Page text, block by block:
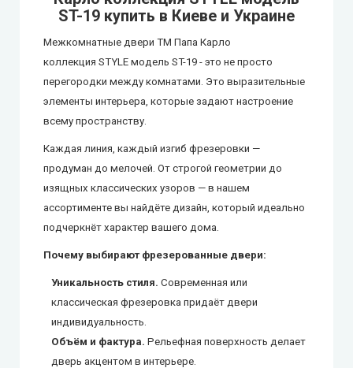
City Line Express
Syndicate Doors (Синдикат Дорс)
STDM
Gorgania (Горгания)
Verto (Верто)
EcoDoors (Экодорс)
ST-19 купить в Киеве и Украине
Межкомнатные двери ТМ Папа Карло
коллекция STYLE модель ST-19 - это не просто
перегородки между комнатами. Это выразительные
элементы интерьера, которые задают настроение
всему пространству.
Каждая линия, каждый изгиб фрезеровки —
продуман до мелочей. От строгой геометрии до
изящных классических узоров — в нашем
ассортименте вы найдёте дизайн, который идеально
подчеркнёт характер вашего дома.
Почему выбирают фрезерованные двери:
Уникальность стиля. Современная или
классическая фрезеровка придаёт двери
индивидуальность.
Объём и фактура. Рельефная поверхность делает
дверь акцентом в интерьере.